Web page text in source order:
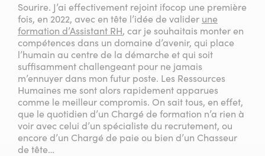
Sourire. J’ai effectivement rejoint ifocop une première
fois, en 2022, avec en tête l’idée de valider une
formation d’Assistant RH, car je souhaitais monter en
compétences dans un domaine d’avenir, qui place
l’humain au centre de la démarche et qui soit
suffisamment challengeant pour ne jamais
m’ennuyer dans mon futur poste. Les Ressources
Humaines me sont alors rapidement apparues
comme le meilleur compromis. On sait tous, en effet,
que le quotidien d’un Chargé de formation n’a rien à
voir avec celui d’un spécialiste du recrutement, ou
encore d’un Chargé de paie ou bien d’un Chasseur
de tête…